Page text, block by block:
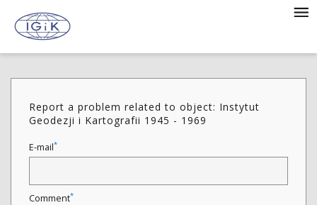
Report a problem related to object: Instytut
Geodezji i Kartografii 1945 - 1969
E-mail*
Comment*